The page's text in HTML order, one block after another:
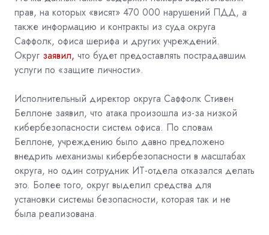
прав, на которых «висят» 470 000 нарушений ПДД, а
также информацию и контракты из суда округа
Саффолк, офиса шерифа и других учреждений.
Округ заявил, что будет предоставлять пострадавшим
услуги по «защите личности».
Исполнительный директор округа Саффолк Стивен
Беллоне заявил, что атака произошла из-за низкой
кибербезопасности систем офиса. По словам
Беллоне, учреждению было давно предложено
внедрить механизмы кибербезопасности в масштабах
округа, но один сотрудник ИТ-отдела отказался делать
это. Более того, округ выделил средства для
установки системы безопасности, которая так и не
была реализована.